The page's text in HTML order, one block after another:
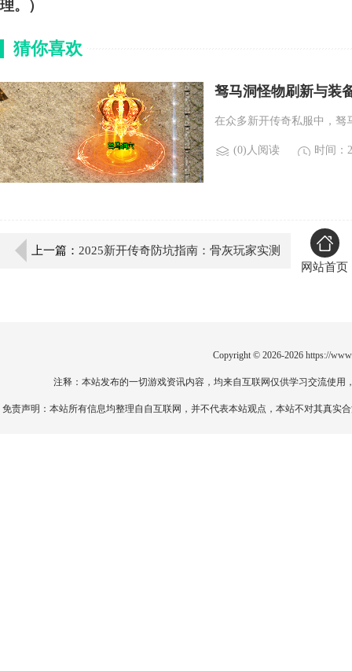
理。）
猜你喜欢
驽马洞怪物刷新与装
在众多新开传奇私服中，驽
(0)人阅读 时间：
上一篇： 2025新开传奇防坑指南：骨灰玩家实测
网站首页
Copyright © 2026-2026 https://
注释：本站发布的一切游戏资讯内容，均来自互联网仅供学习交流使
免责声明：本站所有信息均整理自自互联网，并不代表本站观点，本站不对其真实